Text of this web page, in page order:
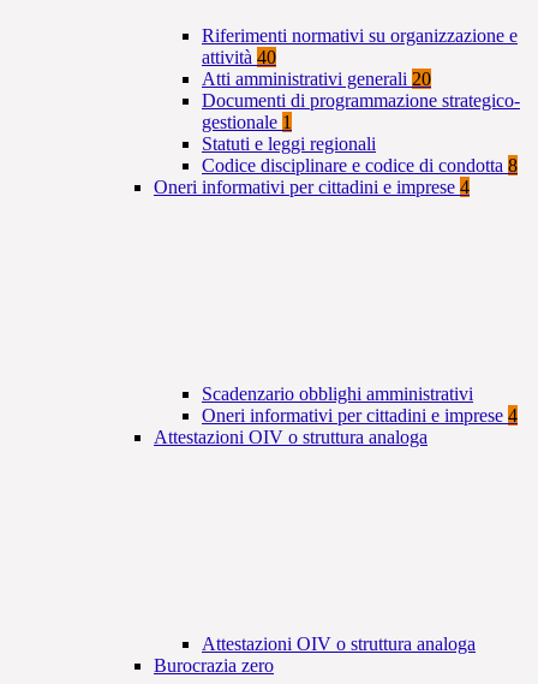
Riferimenti normativi su organizzazione e
attività 40
Atti amministrativi generali 20
Documenti di programmazione strategico-
gestionale 1
Statuti e leggi regionali
Codice disciplinare e codice di condotta 8
Oneri informativi per cittadini e imprese 4
Scadenzario obblighi amministrativi
Oneri informativi per cittadini e imprese 4
Attestazioni OIV o struttura analoga
Attestazioni OIV o struttura analoga
Burocrazia zero